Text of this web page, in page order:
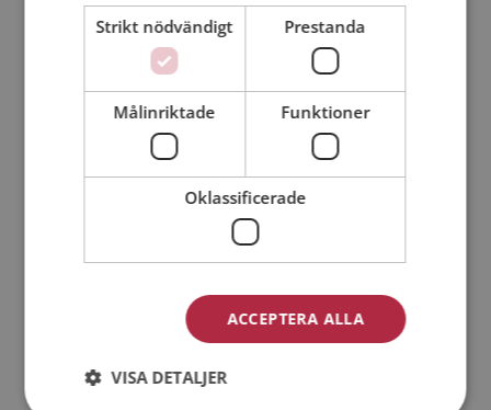
Kvinna
Min ålder:
Medlemsvillkoren
Jag accepterarPersonuppgiftspolicyn
Strikt nödvändigt Prestanda
Målinriktade Funktioner
Oklassificerade
ACCEPTERA ALLA
VISA DETALJER